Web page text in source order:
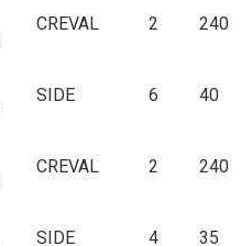
CREVAL 2
240
SIDE 6
40
CREVAL 2
240
SIDE 4 35